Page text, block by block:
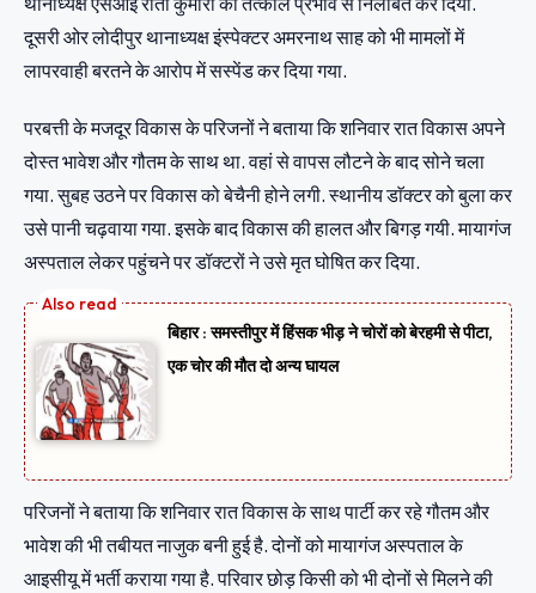
दूसरी ओर लोदीपुर थानाध्यक्ष इंस्पेक्टर अमरनाथ साह को भी मामलों में
लापरवाही बरतने के आरोप में सस्पेंड कर दिया गया.
परबत्ती के मजदूर विकास के परिजनों ने बताया कि शनिवार रात विकास अपने
दोस्त भावेश और गौतम के साथ था. वहां से वापस लौटने के बाद सोने चला
गया. सुबह उठने पर विकास को बेचैनी होने लगी. स्थानीय डाॅक्टर को बुला कर
उसे पानी चढ़वाया गया. इसके बाद विकास की हालत और बिगड़ गयी. मायागंज
अस्पताल लेकर पहुंचने पर डॉक्टरों ने उसे मृत घोषित कर दिया.
बिहार : समस्तीपुर में हिंसक भीड़ ने चोरों को बेरहमी से पीटा,
एक चोर की मौत दो अन्य घायल
परिजनों ने बताया कि शनिवार रात विकास के साथ पार्टी कर रहे गौतम और
भावेश की भी तबीयत नाजुक बनी हुई है. दोनों को मायागंज अस्पताल के
आइसीयू में भर्ती कराया गया है. परिवार छोड़ किसी को भी दोनों से मिलने की